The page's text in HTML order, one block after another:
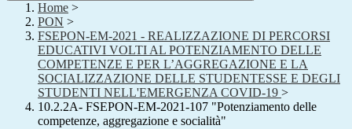
Home >
PON >
FSEPON-EM-2021 - REALIZZAZIONE DI PERCORSI
EDUCATIVI VOLTI AL POTENZIAMENTO DELLE
COMPETENZE E PER L’AGGREGAZIONE E LA
SOCIALIZZAZIONE DELLE STUDENTESSE E DEGLI
STUDENTI NELL'EMERGENZA COVID-19 >
10.2.2A- FSEPON-EM-2021-107 "Potenziamento delle
competenze, aggregazione e socialità"